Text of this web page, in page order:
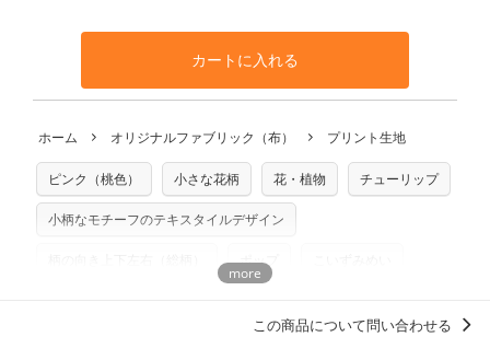
※カットを希望の方は備考欄に「50cmずつカット希望」など
ご記載ください（50cm単位でのカットのみ）
プリント布の仕様についてもっと詳しく見る
生地見本サンプル（無料）を購入する
となります。
※万が一、検品時に不備が見つかった場合は、4～5営業日後
※土日祝は営業日に含まれません。
※配送日のご指定は承れません。出来上がり次第、順次発送
や用尺をお間違えのないようお願いします。思っていた色味
と違う、などの理由での返品は承れません。予めご了承くだ
利用いただけます。「nunocoto fabric使用」といった記載
も不要です。（製品化した際に起こる全ての問題、クレーム
いませんのでご了承ください）
※有料型紙（ホームソーイング型紙シリーズ）および柄がえ
らべるキットに付属された型紙は商用利用できませんのでご
注意ください。型紙自体の転用・販売および型紙を使用して
商用利用についての詳細はこちら
カートに入れる
ホーム オリジナルファブリック（布） プリント生地
ピンク（桃色） 小さな花柄 花・植物 チューリップ
小柄なモチーフのテキスタイルデザイン
ポップ
この商品について問い合わせる